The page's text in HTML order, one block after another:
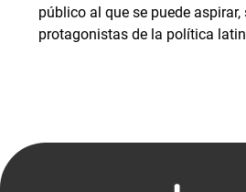
público al que se puede aspirar,
protagonistas de la política